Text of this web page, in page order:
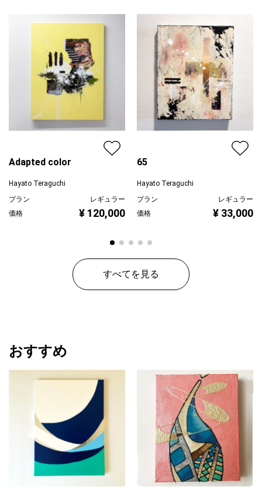
抽象画
配送目安
二週間以内
同じだと考え、自分の個性として振動を表現しました。
Adapted color
Hayato Teraguchi
プラン
レギュラー
価格
¥ 120,000
65
Hayato Teraguchi
プラン
レギュラー
価格
¥ 33,000
すべてを見る
おすすめ